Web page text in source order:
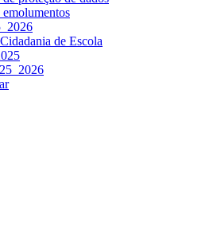
de Escola